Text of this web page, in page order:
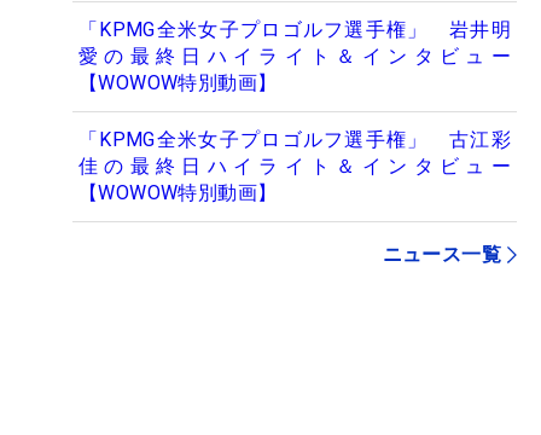
「KPMG全米女子プロゴルフ選手権」 岩井明
愛の最終日ハイライト＆インタビュー
【WOWOW特別動画】
「KPMG全米女子プロゴルフ選手権」 古江彩
佳の最終日ハイライト＆インタビュー
【WOWOW特別動画】
ニュース一覧